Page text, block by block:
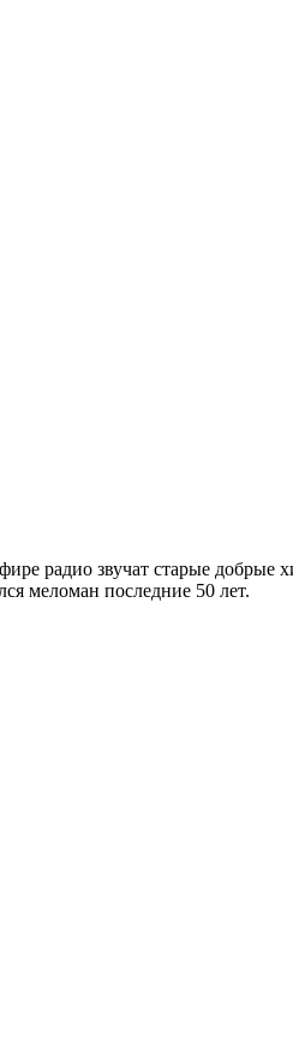
радио звучат старые добрые
меломан последние 50 лет.